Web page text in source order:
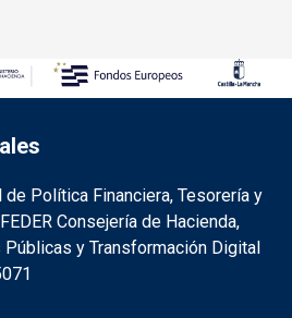
institución FEDER
de Política Financiera, Tesorería y
Consejería de Hacienda,
y Transformación Digital